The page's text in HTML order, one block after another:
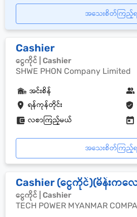
အသေးစိတ်ကြည့်
Cashier
ငွေကိုင် | Cashier
SHWE PHON Company Limited
ရန်ကုန်တိုင်း
အင်းစိန်
လစာကြည့်မယ်
အသေးစိတ်ကြည့်
Cashier (ငွေကိုင်)(မိန်းကလ
ငွေကိုင် | Cashier
TECH POWER MYANMAR